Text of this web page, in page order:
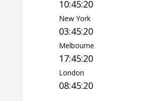
10:45:21
New York
03:45:21
Melbourne
17:45:21
London
08:45:21